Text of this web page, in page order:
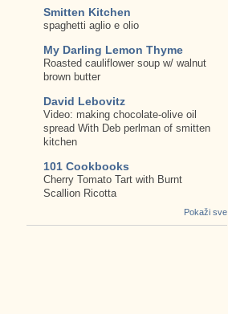
Smitten Kitchen
spaghetti aglio e olio
My Darling Lemon Thyme
Roasted cauliflower soup w/ walnut
brown butter
David Lebovitz
Video: making chocolate-olive oil
spread With Deb perlman of smitten
kitchen
101 Cookbooks
Cherry Tomato Tart with Burnt
Scallion Ricotta
Pokaži sve